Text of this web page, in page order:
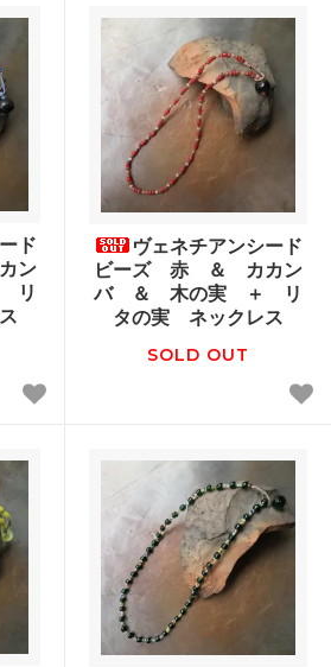
ド
ン
リ
ヴェネチアンシード
ビーズ 赤 ＆ カカン
バ ＆ 木の実 ＋ リ
タの実 ネックレス
SOLD OUT